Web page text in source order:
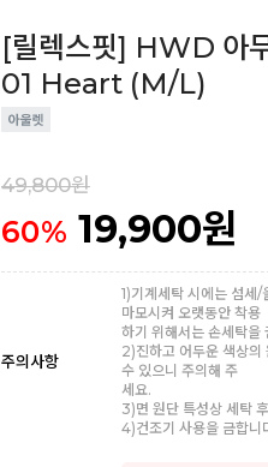
[릴렉스핏] HWD 아
01 Heart (M/L)
49,800원
60% 19,900원
주의사항
1)기계세탁 시에는 섬세
마모시켜 오랫동안 착용
하기 위해서는 손세탁을
2)진하고 어두운 색상의
수 있으니 주의해 주
세요.
3)면 원단 특성상 세탁
4)건조기 사용을 금합니